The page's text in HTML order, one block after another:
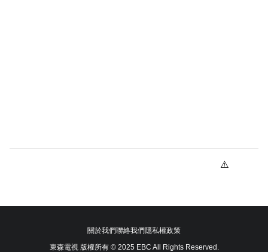
關於我們聯絡我們隱私權政策
東森電視 版權所有 © 2025 EBC All Rights Reserved.